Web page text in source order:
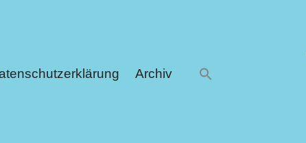
Archiv